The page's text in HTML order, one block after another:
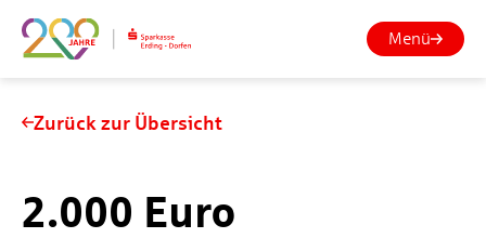
Menü
Zurück zur Übersicht
2.000 Euro